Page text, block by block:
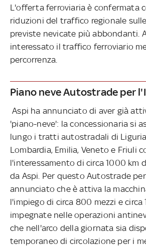
L'offerta ferroviaria è confermata
riduzioni del traffico regionale
previste nevicate più abbondanti.
interessato il traffico ferroviario
percorrenza.
Piano neve Autostrade per
Aspi ha annunciato di aver già
'piano-neve': la concessionaria si
lungo i tratti autostradali di
Lombardia, Emilia, Veneto e Friuli
l'interessamento di circa 1000 km
da Aspi. Per questo Autostrade
annunciato che è attiva la
l'impiego di circa 800 mezzi e circa
impegnate nelle operazioni
che nell'arco della giornata sia
temporaneo di circolazione per i